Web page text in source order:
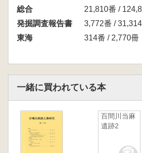
総合
21,810番 /
発掘調査報告書
3,772番 /
東海
314番 / 2,770冊
一緒に買われている本
百間川当麻
遺跡2